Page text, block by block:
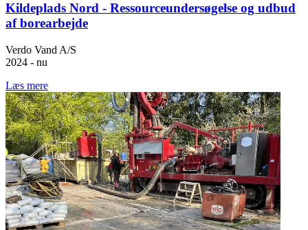
Kildeplads Nord - Ressourceundersøgelse og udbud
af borearbejde
Verdo Vand A/S
2024 - nu
Læs mere